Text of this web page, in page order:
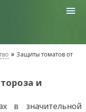
» Защиты томатов от
и
в значительной